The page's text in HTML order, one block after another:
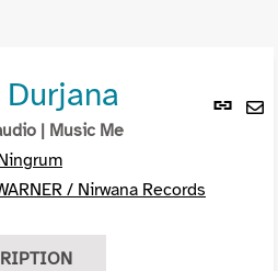
Lien
| Music Me
/ Nirwana Records